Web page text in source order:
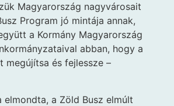
Magyarország nagyvárosait
Program jó mintája annak,
a Kormány Magyarország
abban, hogy a
megújítsa és fejlessze –
elmondta, a Zöld Busz elmúlt